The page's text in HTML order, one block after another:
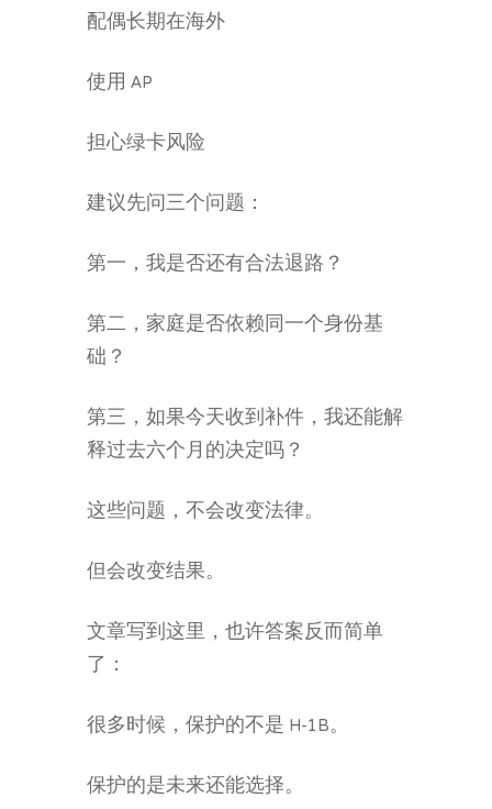
配偶长期在海外
使用 AP
担心绿卡风险
建议先问三个问题：
第一，我是否还有合法退路？
第二，家庭是否依赖同一个身份基
础？
第三，如果今天收到补件，我还能解
释过去六个月的决定吗？
这些问题，不会改变法律。
但会改变结果。
文章写到这里，也许答案反而简单
了：
很多时候，保护的不是 H-1B。
保护的是未来还能选择。